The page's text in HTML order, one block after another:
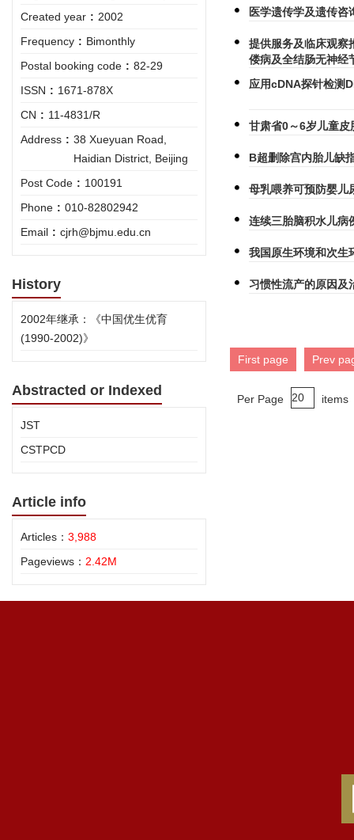
Created year : 2002
Frequency : Bimonthly
Postal booking code : 82-29
ISSN : 1671-878X
CN : 11-4831/R
Address : 38 Xueyuan Road,
Haidian District, Beijing
Post Code : 100191
Phone : 010-82802942
Email : cjrh@bjmu.edu.cn
History
2002年继承：《中国优生优育
(1990-2002)》
Abstracted or Indexed
JST
CSTPCD
Article info
Articles： 3,988
Pageviews： 2.42M
医学遗传学及遗传咨
提供服务及临床观
偻病及全结肠无神经
应用cDNA探针检测
甘肃省0～6岁儿童
B超删除宫内胎儿缺
母乳喂养可预防婴儿
连续三胎脑积水儿病
我国原生环境和次生
习惯性流产的原因及
First page Prev
Per Page items